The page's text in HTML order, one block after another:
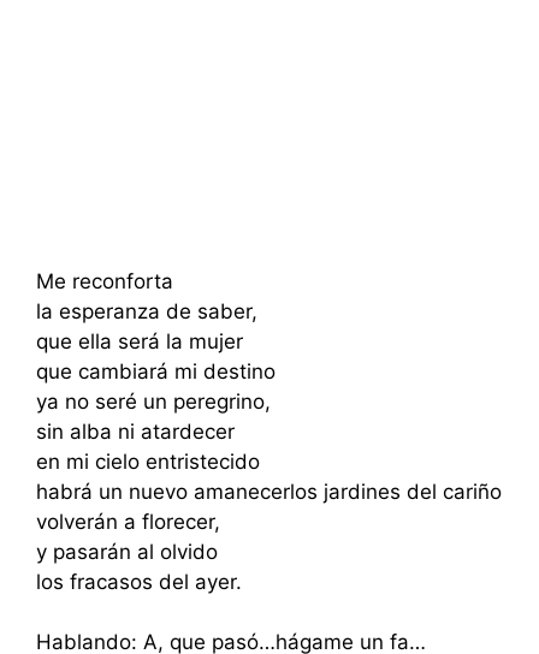
Me reconforta
la esperanza de saber,
que ella será la mujer
que cambiará mi destino
ya no seré un peregrino,
sin alba ni atardecer
en mi cielo entristecido
habrá un nuevo amanecerlos jardines del cariño
volverán a florecer,
y pasarán al olvido
los fracasos del ayer.
Hablando: A, que pasó…hágame un fa…